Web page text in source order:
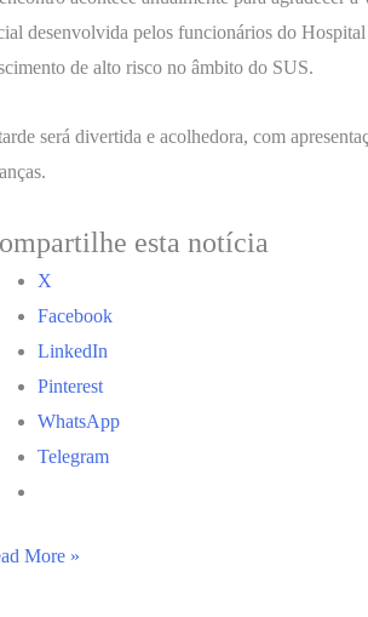
desenvolvida pelos funcionários do Hospital
de alto risco no âmbito do SUS.
será divertida e acolhedora, com
esta notícia
X
Facebook
LinkedIn
Pinterest
WhatsApp
Telegram
More »